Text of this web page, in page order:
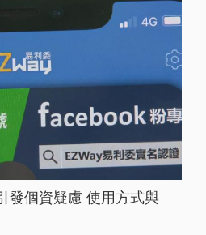
發個資疑慮 使用方式與